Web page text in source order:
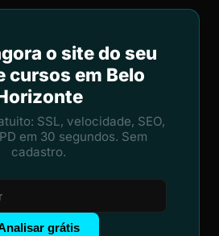
o site do seu
cursos em Belo
SSL, velocidade, SEO,
em 30 segundos. Sem
cadastro.
grátis